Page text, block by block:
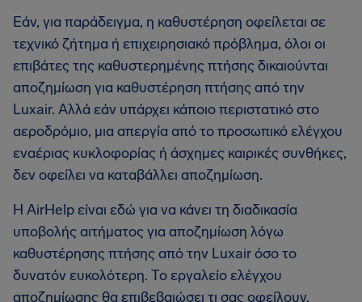
Εάν, για παράδειγμα, η καθυστέρηση οφείλεται σε
τεχνικό ζήτημα ή επιχειρησιακό πρόβλημα, όλοι οι
επιβάτες της καθυστερημένης πτήσης δικαιούνται
αποζημίωση για καθυστέρηση πτήσης από την
Luxair. Αλλά εάν υπάρχει κάποιο περιστατικό στο
αεροδρόμιο, μια απεργία από το προσωπικό ελέγχου
εναέριας κυκλοφορίας ή άσχημες καιρικές συνθήκες,
δεν οφείλει να καταβάλλει αποζημίωση.
Η AirHelp είναι εδώ για να κάνει τη διαδικασία
υποβολής αιτήματος για αποζημίωση λόγω
καθυστέρησης πτήσης από την Luxair όσο το
δυνατόν ευκολότερη. Το εργαλείο ελέγχου
αποζημίωσης θα επιβεβαιώσει τι σας οφείλουν.